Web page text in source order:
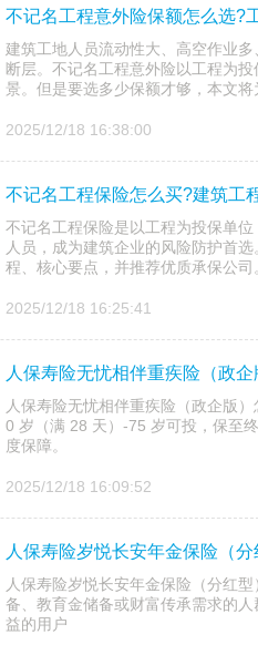
不记名工程意外险保额怎么选?
建筑工地人员流动性大、高空作业
断层。不记名工程意外险以工程为
景。但是要选多少保额才够，本文
2025/12/18 16:38:00
不记名工程保险怎么买?建筑工
不记名工程保险是以工程为投保单
人员，成为建筑企业的风险防护首
程、核心要点，并推荐优质承保公司
2025/12/18 16:25:41
人保寿险无忧相伴重疾险（政
人保寿险无忧相伴重疾险（政企版
0 岁（满 28 天）-75 岁可投，保至
度保障。
2025/12/18 16:09:52
人保寿险岁悦长安年金保险（
人保寿险岁悦长安年金保险（分红
备、教育金储备或财富传承需求的
益的用户